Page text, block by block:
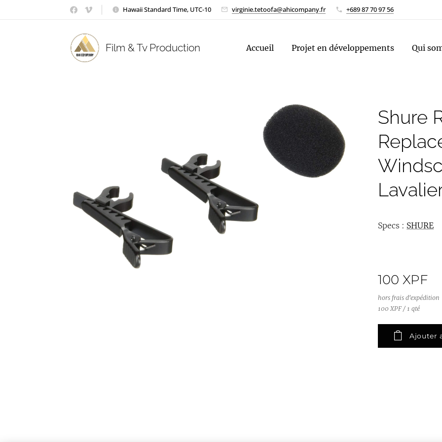
Hawaii Standard Time, UTC-10 virginie.tetoofa@ahicompany.fr +689 87 70 97 56
Film & Tv Production Accueil Projet en développements Qui
Shure
Specs : SHURE
100 XPF
hors frais d'expédition
100 XPF / 1 qté
Ajouter